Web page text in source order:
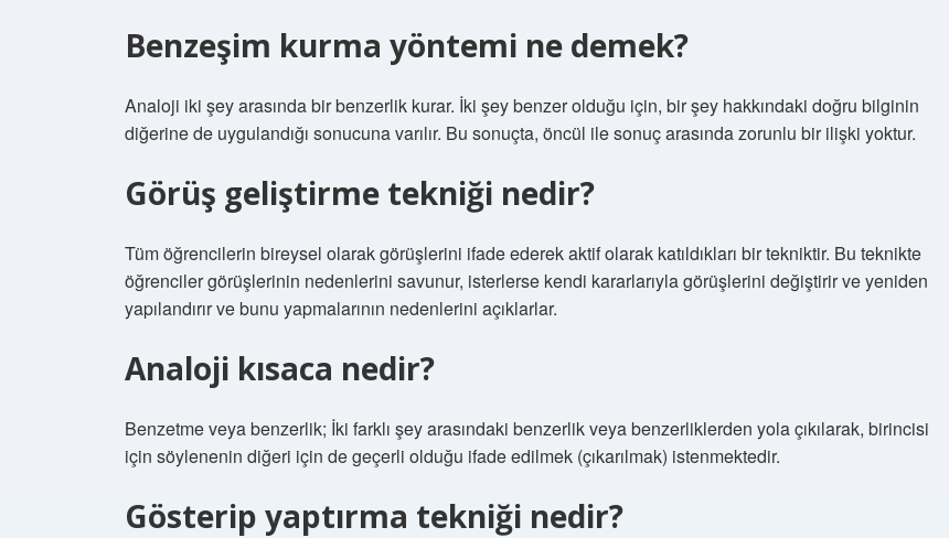
Benzeşim kurma yöntemi ne demek?
Analoji iki şey arasında bir benzerlik kurar. İki şey benzer olduğu için, bir şey hakkındaki doğru bilginin
diğerine de uygulandığı sonucuna varılır. Bu sonuçta, öncül ile sonuç arasında zorunlu bir ilişki yoktur.
Görüş geliştirme tekniği nedir?
Tüm öğrencilerin bireysel olarak görüşlerini ifade ederek aktif olarak katıldıkları bir tekniktir. Bu teknikte
öğrenciler görüşlerinin nedenlerini savunur, isterlerse kendi kararlarıyla görüşlerini değiştirir ve yeniden
yapılandırır ve bunu yapmalarının nedenlerini açıklarlar.
Analoji kısaca nedir?
Benzetme veya benzerlik; İki farklı şey arasındaki benzerlik veya benzerliklerden yola çıkılarak, birincisi
için söylenenin diğeri için de geçerli olduğu ifade edilmek (çıkarılmak) istenmektedir.
Gösterip yaptırma tekniği nedir?